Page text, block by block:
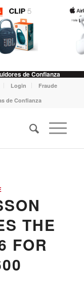
de Confianza
Login
Fraude
de Confianza
THE
FOR